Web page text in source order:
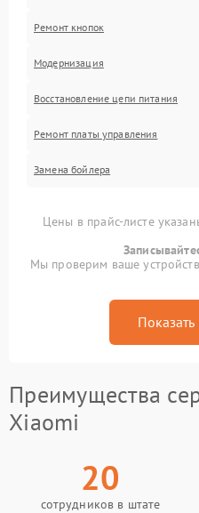
Ремонт кнопок
Модернизация
Восстановление цепи питания
Ремонт платы управления
Замена бойлера
Цены в прайс-листе
Мы проверим ваше
Показать
Преимущества
Xiaomi
20
сотрудников в штате